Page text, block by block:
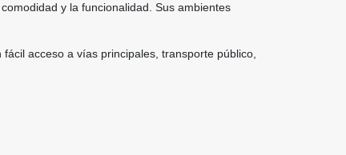
y la funcionalidad. Sus ambientes
acceso a vías principales, transporte público,